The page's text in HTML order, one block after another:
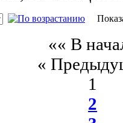
«« В
«
1
2